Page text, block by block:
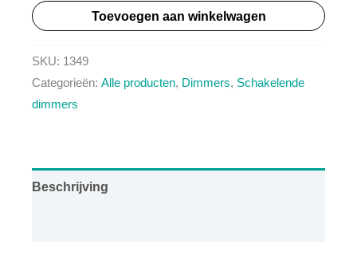
2026
In
de
Dimmer
Toevoegen aan winkelwagen
SKU: 1349
Categorieën: Alle producten, Dimmers, Schakelende
dimmers
Beschrijving